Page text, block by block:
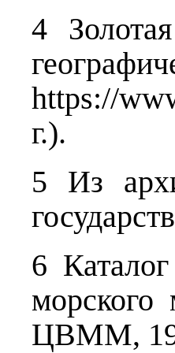
4
https://
г.).
5 Из
6
ЦВММ,